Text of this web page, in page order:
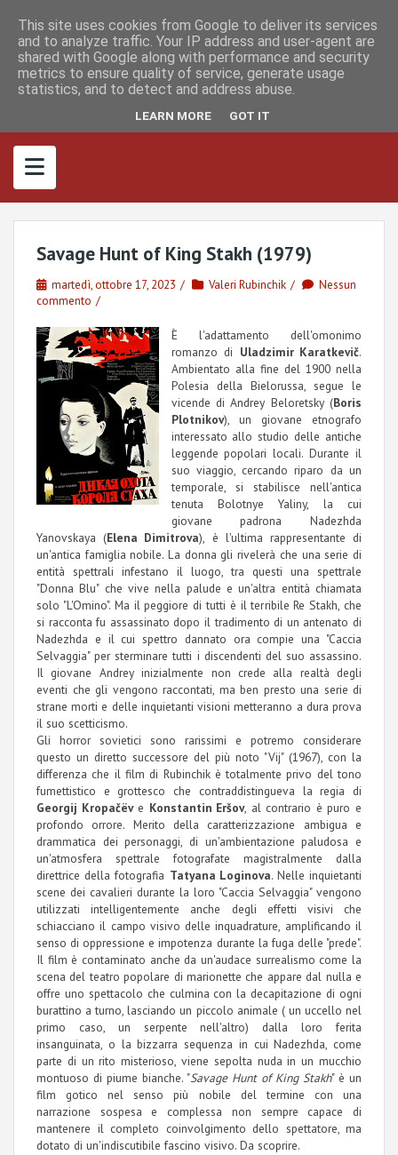
a
c
e
b
n
s
t
a
g
Savage Hunt of King Stakh (1979)
martedì, ottobre 17, 2023 Valeri Rubinchik
Nessun
commento
È l'adattamento dell'omonimo
romanzo di Uladzimir Karatkevič.
Ambientato alla fine del 1900 nella
Polesia della Bielorussa, segue le
vicende di Andrey Beloretsky (Boris
Plotnikov), un giovane etnografo
interessato allo studio delle antiche
leggende popolari locali. Durante il
suo viaggio, cercando riparo da un
temporale, si stabilisce nell'antica
tenuta Bolotnye Yaliny, la cui
giovane padrona Nadezhda
Yanovskaya (Elena Dimitrova), è l'ultima rappresentante di
un'antica famiglia nobile. La donna gli rivelerà che una serie di
entità spettrali infestano il luogo, tra questi una spettrale
"Donna Blu" che vive nella palude e un'altra entità chiamata
solo "L'Omino". Ma il peggiore di tutti è il terribile Re Stakh, che
si racconta fu assassinato dopo il tradimento di un antenato di
Nadezhda e il cui spettro dannato ora compie una "Caccia
Selvaggia" per sterminare tutti i discendenti del suo assassino.
Il giovane Andrey inizialmente non crede alla realtà degli
eventi che gli vengono raccontati, ma ben presto una serie di
strane morti e delle inquietanti visioni metteranno a dura prova
il suo scetticismo.
Gli horror sovietici sono rarissimi e potremo considerare
questo un diretto successore del più noto "Vij" (1967), con la
differenza che il film di Rubinchik è totalmente privo del tono
fumettistico e grottesco che contraddistingueva la regia di
Georgij Kropačëve Konstantin Eršov, al contrario è puro e
profondo orrore. Merito della caratterizzazione ambigua e
drammatica dei personaggi, di un'ambientazione paludosa e
un'atmosfera spettrale fotografate magistralmente dalla
direttrice della fotografia Tatyana Loginova. Nelle inquietanti
scene dei cavalieri durante la loro "Caccia Selvaggia" vengono
utilizzati intelligentemente anche degli effetti visivi che
schiacciano il campo visivo delle inquadrature, amplificando il
senso di oppressione e impotenza durante la fuga delle "prede".
Il film è contaminato anche da un'audace surrealismo come la
scena del teatro popolare di marionette che appare dal nulla e
offre uno spettacolo che culmina con la decapitazione di ogni
burattino a turno, lasciando un piccolo animale ( un uccello nel
primo caso, un serpente nell'altro) dalla loro ferita
insanguinata, o la bizzarra sequenza in cui Nadezhda, come
parte di un rito misterioso, viene sepolta nuda in un mucchio
montuoso di piume bianche. "Savage Hunt of King Stakh" è un
film gotico nel senso più nobile del termine con una
narrazione sospesa e complessa non sempre capace di
mantenere il completo coinvolgimento dello spettatore, ma
dotato di un'indiscutibile fascino visivo. Da scoprire.
This site uses cookies from Google to deliver its services
and to analyze traffic. Your IP address and user-agent are
shared with Google along with performance and security
metrics to ensure quality of service, generate usage
statistics, and to detect and address abuse.
LEARN MORE GOT IT